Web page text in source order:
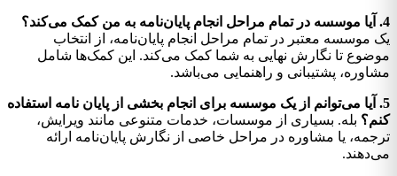
4. آیا موسسه در تمام مراحل انجام پایان‌نامه به من کمک می‌کند؟
یک موسسه معتبر در تمام مراحل انجام پایان‌نامه، از انتخاب
موضوع تا نگارش نهایی به شما کمک می‌کند. این کمک‌ها شامل
مشاوره، پشتیبانی و راهنمایی می‌باشد.
5. آیا می‌توانم از یک موسسه برای انجام بخشی از پایان نامه استفاده
کنم؟ بله. بسیاری از موسسات، خدمات متنوعی مانند ویرایش،
ترجمه، یا مشاوره در مراحل خاصی از نگارش پایان‌نامه ارائه
می‌دهند.